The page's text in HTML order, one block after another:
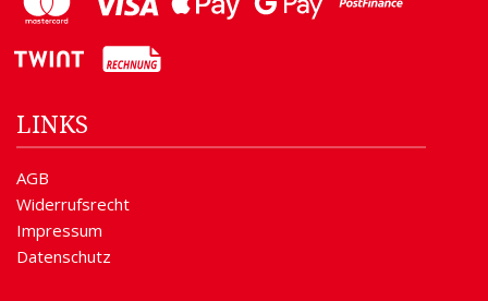
LINKS
AGB
Widerrufsrecht
Impressum
Datenschutz